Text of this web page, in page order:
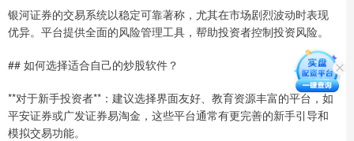
银河证券的交易系统以稳定可靠著称，尤其在市场剧烈波动时表现
优异。平台提供全面的风险管理工具，帮助投资者控制投资风险。
## 如何选择适合自己的炒股软件？
**对于新手投资者**：建议选择界面友好、教育资源丰富的平台，如
平安证券或广发证券易淘金，这些平台通常有更完善的新手引导和
模拟交易功能。